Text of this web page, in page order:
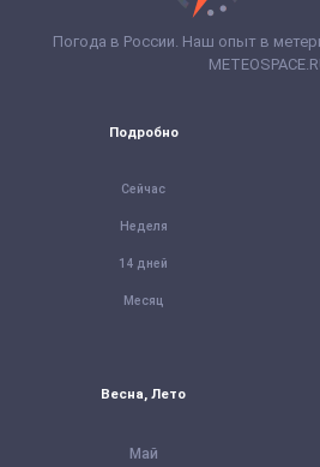
Погода в России. Наш опыт в
Подробно
Сейчас
Неделя
14 дней
Месяц
Весна, Лето
Май